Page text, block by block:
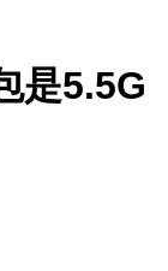
是5.5G